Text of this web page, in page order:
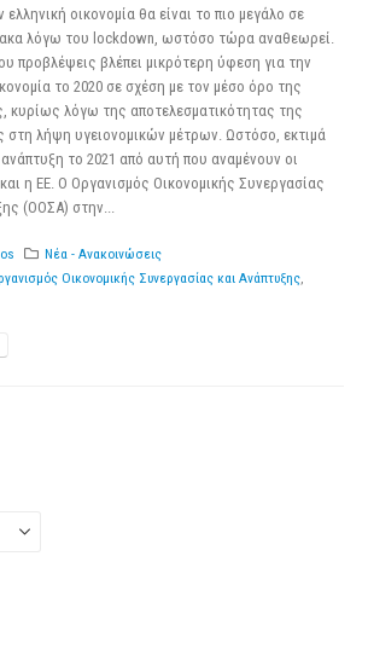
ελληνική οικονομία θα είναι το πιο μεγάλο σε
λόγω του lockdown, ωστόσο τώρα αναθεωρεί.
προβλέψεις βλέπει μικρότερη ύφεση για την
τo 2020 σε σχέση με τον μέσο όρο της
κυρίως λόγω της αποτελεσματικότητας της
στη λήψη υγειονομικών μέτρων. Ωστόσο, εκτιμά
το 2021 από αυτή που αναμένουν οι
η ΕΕ. Ο Οργανισμός Οικονομικής Συνεργασίας
(ΟΟΣΑ) στην...
Νέα - Ανακοινώσεις
Οικονομικής Συνεργασίας και Ανάπτυξης,